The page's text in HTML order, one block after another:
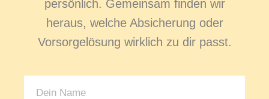
persönlich. Gemeinsam finden wir
heraus, welche Absicherung oder
Vorsorgelösung wirklich zu dir passt.